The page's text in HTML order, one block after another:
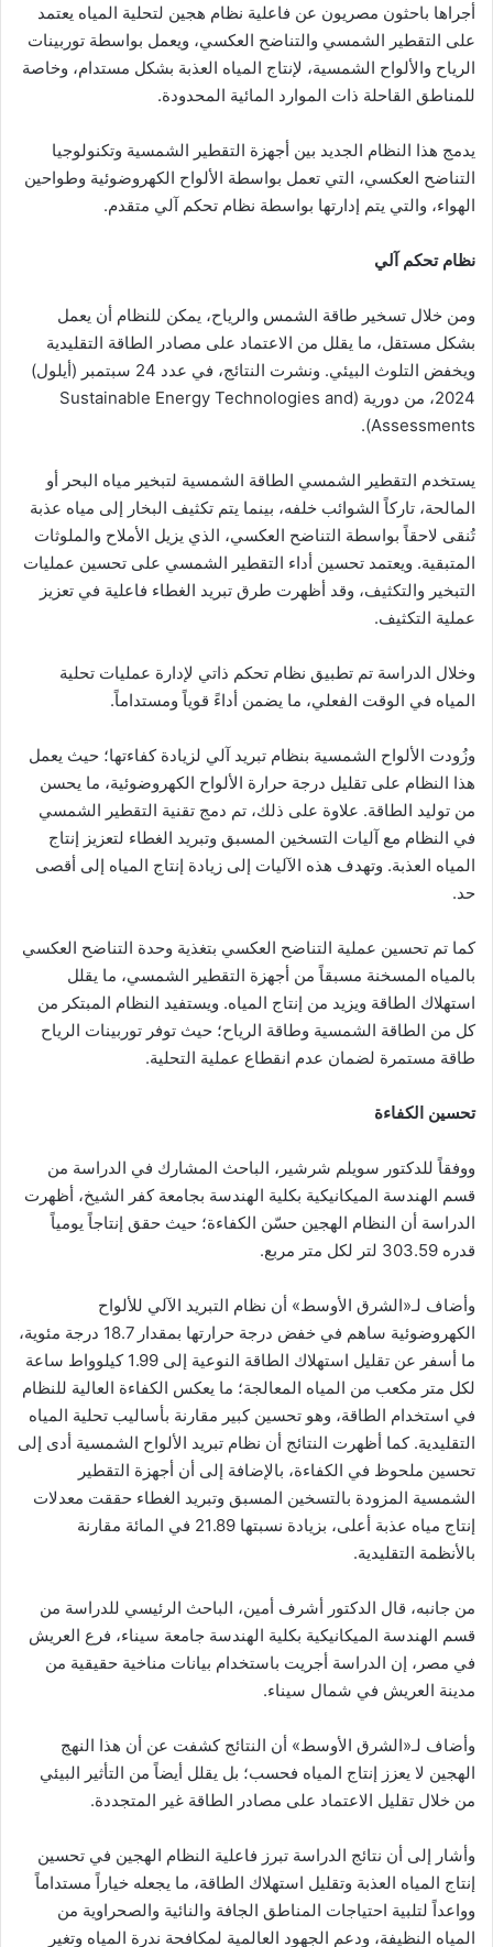
أجراها باحثون مصريون عن فاعلية نظام هجين لتحلية المياه يعتمد
على التقطير الشمسي والتناضح العكسي، ويعمل بواسطة توربينات
الرياح والألواح الشمسية، لإنتاج المياه العذبة بشكل مستدام، وخاصة
للمناطق القاحلة ذات الموارد المائية المحدودة.
يدمج هذا النظام الجديد بين أجهزة التقطير الشمسية وتكنولوجيا
التناضح العكسي، التي تعمل بواسطة الألواح الكهروضوئية وطواحين
الهواء، والتي يتم إدارتها بواسطة نظام تحكم آلي متقدم.
نظام تحكم آلي
ومن خلال تسخير طاقة الشمس والرياح، يمكن للنظام أن يعمل
بشكل مستقل، ما يقلل من الاعتماد على مصادر الطاقة التقليدية
ويخفض التلوث البيئي. ونشرت النتائج، في عدد 24 سبتمبر (أيلول)
2024، من دورية (Sustainable Energy Technologies and
Assessments).
يستخدم التقطير الشمسي الطاقة الشمسية لتبخير مياه البحر أو
المالحة، تاركاً الشوائب خلفه، بينما يتم تكثيف البخار إلى مياه عذبة
تُنقى لاحقاً بواسطة التناضح العكسي، الذي يزيل الأملاح والملوثات
المتبقية. ويعتمد تحسين أداء التقطير الشمسي على تحسين عمليات
التبخير والتكثيف، وقد أظهرت طرق تبريد الغطاء فاعلية في تعزيز
عملية التكثيف.
وخلال الدراسة تم تطبيق نظام تحكم ذاتي لإدارة عمليات تحلية
المياه في الوقت الفعلي، ما يضمن أداءً قوياً ومستداماً.
وزُودت الألواح الشمسية بنظام تبريد آلي لزيادة كفاءتها؛ حيث يعمل
هذا النظام على تقليل درجة حرارة الألواح الكهروضوئية، ما يحسن
من توليد الطاقة. علاوة على ذلك، تم دمج تقنية التقطير الشمسي
في النظام مع آليات التسخين المسبق وتبريد الغطاء لتعزيز إنتاج
المياه العذبة. وتهدف هذه الآليات إلى زيادة إنتاج المياه إلى أقصى
حد.
كما تم تحسين عملية التناضح العكسي بتغذية وحدة التناضح العكسي
بالمياه المسخنة مسبقاً من أجهزة التقطير الشمسي، ما يقلل
استهلاك الطاقة ويزيد من إنتاج المياه. ويستفيد النظام المبتكر من
كل من الطاقة الشمسية وطاقة الرياح؛ حيث توفر توربينات الرياح
طاقة مستمرة لضمان عدم انقطاع عملية التحلية.
تحسين الكفاءة
ووفقاً للدكتور سويلم شرشير، الباحث المشارك في الدراسة من
قسم الهندسة الميكانيكية بكلية الهندسة بجامعة كفر الشيخ، أظهرت
الدراسة أن النظام الهجين حسّن الكفاءة؛ حيث حقق إنتاجاً يومياً
قدره 303.59 لتر لكل متر مربع.
وأضاف لـ«الشرق الأوسط» أن نظام التبريد الآلي للألواح
الكهروضوئية ساهم في خفض درجة حرارتها بمقدار 18.7 درجة مئوية،
ما أسفر عن تقليل استهلاك الطاقة النوعية إلى 1.99 كيلوواط ساعة
لكل متر مكعب من المياه المعالجة؛ ما يعكس الكفاءة العالية للنظام
في استخدام الطاقة، وهو تحسين كبير مقارنة بأساليب تحلية المياه
التقليدية. كما أظهرت النتائج أن نظام تبريد الألواح الشمسية أدى إلى
تحسين ملحوظ في الكفاءة، بالإضافة إلى أن أجهزة التقطير
الشمسية المزودة بالتسخين المسبق وتبريد الغطاء حققت معدلات
إنتاج مياه عذبة أعلى، بزيادة نسبتها 21.89 في المائة مقارنة
بالأنظمة التقليدية.
من جانبه، قال الدكتور أشرف أمين، الباحث الرئيسي للدراسة من
قسم الهندسة الميكانيكية بكلية الهندسة جامعة سيناء، فرع العريش
في مصر، إن الدراسة أجريت باستخدام بيانات مناخية حقيقية من
مدينة العريش في شمال سيناء.
وأضاف لـ«الشرق الأوسط» أن النتائج كشفت عن أن هذا النهج
الهجين لا يعزز إنتاج المياه فحسب؛ بل يقلل أيضاً من التأثير البيئي
من خلال تقليل الاعتماد على مصادر الطاقة غير المتجددة.
وأشار إلى أن نتائج الدراسة تبرز فاعلية النظام الهجين في تحسين
إنتاج المياه العذبة وتقليل استهلاك الطاقة، ما يجعله خياراً مستداماً
وواعداً لتلبية احتياجات المناطق الجافة والنائية والصحراوية من
المياه النظيفة، ودعم الجهود العالمية لمكافحة ندرة المياه وتغير